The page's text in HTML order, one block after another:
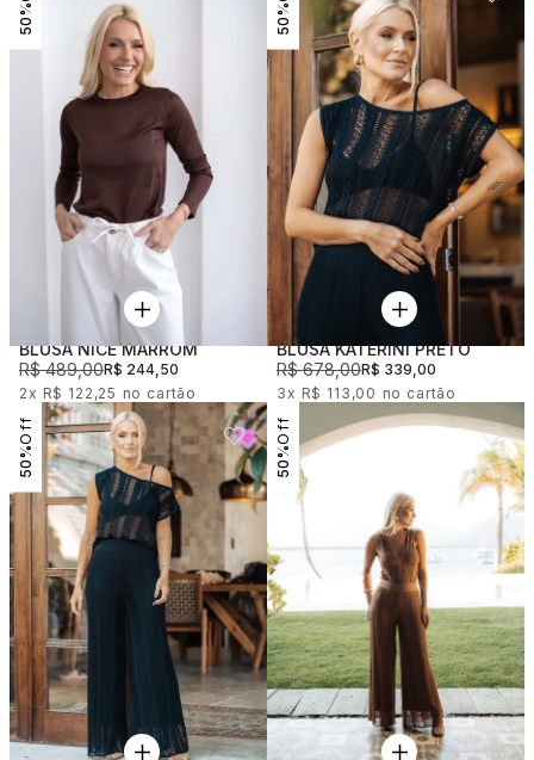
50%
BLUSA NICE MARROM
R$ 489,00R$ 244,50
2x R$ 122,25
50%
BLUSA KATERINI PRETO
R$ 678,00R$ 339,00
3x R$ 113,00
50% 50%